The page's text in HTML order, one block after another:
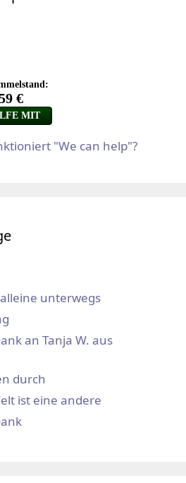
"We can help"?
unterwegs
an Tanja W. aus
durch
ist eine andere